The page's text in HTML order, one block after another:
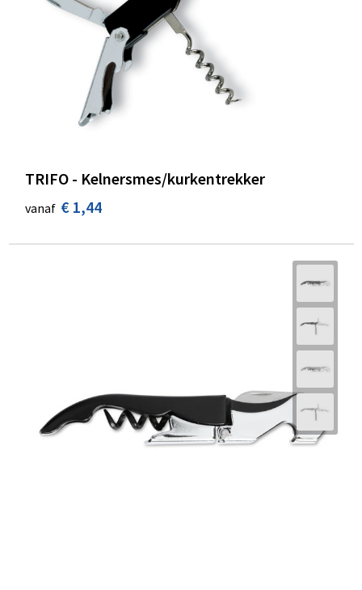
TRIFO - Kelnersmes/kurkentrekker
vanaf € 1,44